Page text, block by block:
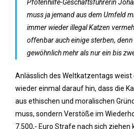
Pfotenhilfe-Geschäftsführerin
muss ja jemand aus dem Umfeld
immer wieder illegal Katzen
offenbar auch einige sterben,
gewöhnlich mehr als nur ein bis
Anlässlich des Weltkatzentags
wieder einmal darauf hin, dass die
aus ethischen und moralischen
muss, sondern Verstöße im
7.500,- Euro Strafe nach sich ziehen